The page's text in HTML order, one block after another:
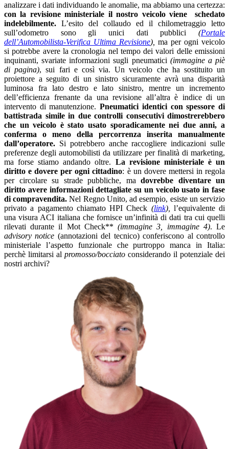
analizzare i dati individuando le anomalie, ma abbiamo una certezza:
con la revisione ministeriale il nostro veicolo viene schedato
indelebilmente. L’esito del collaudo ed il chilometraggio letto
sull’odometro sono gli unici dati pubblici (Portale
dell’Automobilista-Verifica Ultima Revisione), ma per ogni veicolo
si potrebbe avere la cronologia nel tempo dei valori delle emissioni
inquinanti, svariate informazioni sugli pneumatici (immagine a piè
di pagina), sui fari e così via. Un veicolo che ha sostituito un
proiettore a seguito di un sinistro sicuramente avrà una disparità
luminosa fra lato destro e lato sinistro, mentre un incremento
dell’efficienza frenante da una revisione all’altra è indice di un
intervento di manutenzione.Pneumatici identici con spessore di
battistrada simile in due controlli consecutivi dimostrerebbero
che un veicolo è stato usato sporadicamente nei due anni, a
conferma o meno della percorrenza inserita manualmente
dall’operatore. Si potrebbero anche raccogliere indicazioni sulle
preferenze degli automobilisti da utilizzare per finalità di marketing,
ma forse stiamo andando oltre. La revisione ministeriale è un
diritto e dovere per ogni cittadino: è un dovere mettersi in regola
per circolare su strade pubbliche, ma dovrebbe diventare un
diritto avere informazioni dettagliate su un veicolo usato in fase
di compravendita.Nel Regno Unito, ad esempio, esiste un servizio
privato a pagamento chiamato HPI Check (link), l’equivalente di
una visura ACI italiana che fornisce un’infinità di dati tra cui quelli
rilevati durante il Mot Check**(immagine 3, immagine 4). Le
advisory notice (annotazioni del tecnico) conferiscono al controllo
ministeriale l’aspetto funzionale che purtroppo manca in Italia:
perchè limitarsi al promosso/bocciato considerando il potenziale dei
nostri archivi?